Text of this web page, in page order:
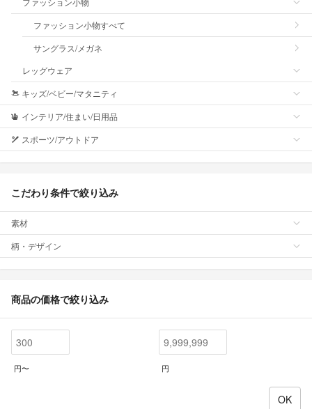
ファッション小物すべて
サングラス/メガネ
レッグウェア
キッズ/ベビー/マタニティ
インテリア/住まい/日用品
スポーツ/アウトドア
こだわり条件で絞り込み
素材
柄・デザイン
商品の価格で絞り込み
円〜 円